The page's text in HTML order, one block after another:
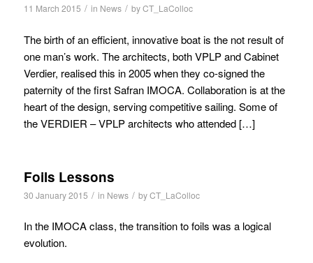
11 March 2015 / in News / byCT_LaColloc
The birth of an efficient, innovative boat is the not result of
one man’s work. The architects, both VPLP and Cabinet
Verdier, realised this in 2005 when they co-signed the
paternity of the first Safran IMOCA. Collaboration is at the
heart of the design, serving competitive sailing. Some of
the VERDIER – VPLP architects who attended […]
Foils Lessons
30 January 2015 / in News / byCT_LaColloc
In the IMOCA class, the transition to foils was a logical
evolution.